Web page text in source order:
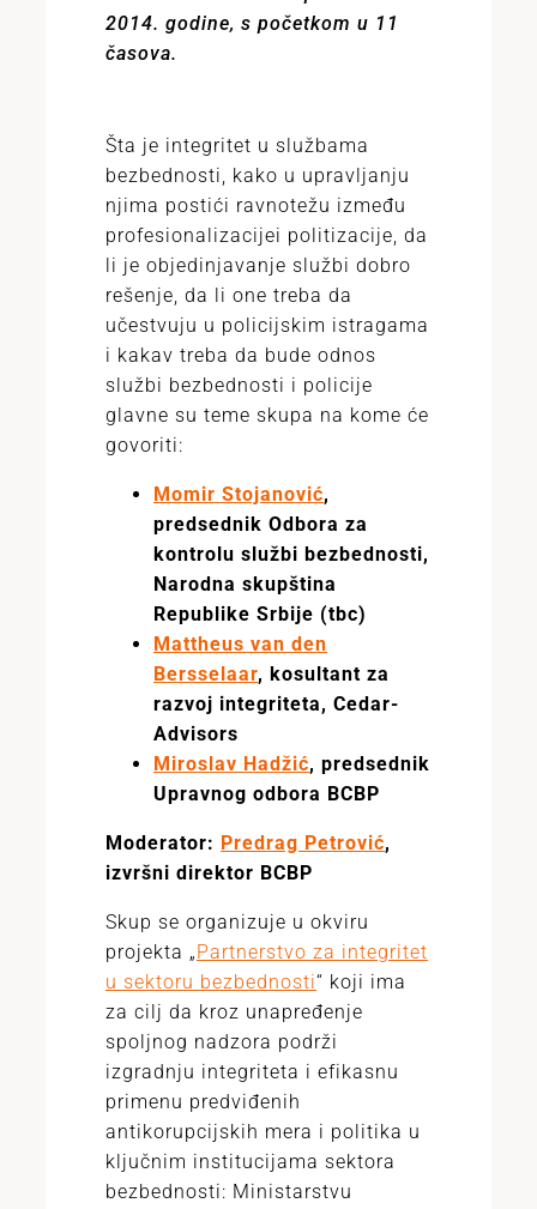
2014. godine, s početkom u 11
časova.
Šta je integritet u službama
bezbednosti, kako u upravljanju
njima postići ravnotežu između
profesionalizacijei politizacije, da
li je objedinjavanje službi dobro
rešenje, da li one treba da
učestvuju u policijskim istragama
i kakav treba da bude odnos
službi bezbednosti i policije
glavne su teme skupa na kome će
govoriti:
Momir Stojanović,
predsednik Odbora za
kontrolu službi bezbednosti,
Narodna skupština
Republike Srbije (tbc)
Mattheus van den
Bersselaar, kosultant za
razvoj integriteta, Cedar-
Advisors
Miroslav Hadžić, predsednik
Upravnog odbora BCBP
Moderator: Predrag Petrović,
izvršni direktor BCBP
Skup se organizuje u okviru
projekta „Partnerstvo za integritet
u sektoru bezbednosti“ koji ima
za cilj da kroz unapređenje
spoljnog nadzora podrži
izgradnju integriteta i efikasnu
primenu predviđenih
antikorupcijskih mera i politika u
ključnim institucijama sektora
bezbednosti: Ministarstvu